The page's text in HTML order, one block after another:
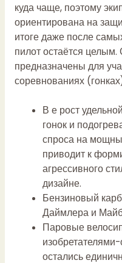
куда чаще, поэтому
ориентирована на
итоге даже после
пилот остаётся
предназначены для
соревнованиях
В е рост
гонок и
спроса на
приводит к
агрессивного
дизайне.
Бензиновый
Даймлера и
Паровые
остались